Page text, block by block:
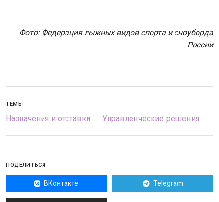
Фото: Федерация лыжных видов спорта и сноуборда
России
ТЕМЫ
Назначения и отставки Управленческие решения
ПОДЕЛИТЬСЯ
ВКонтакте Telegram